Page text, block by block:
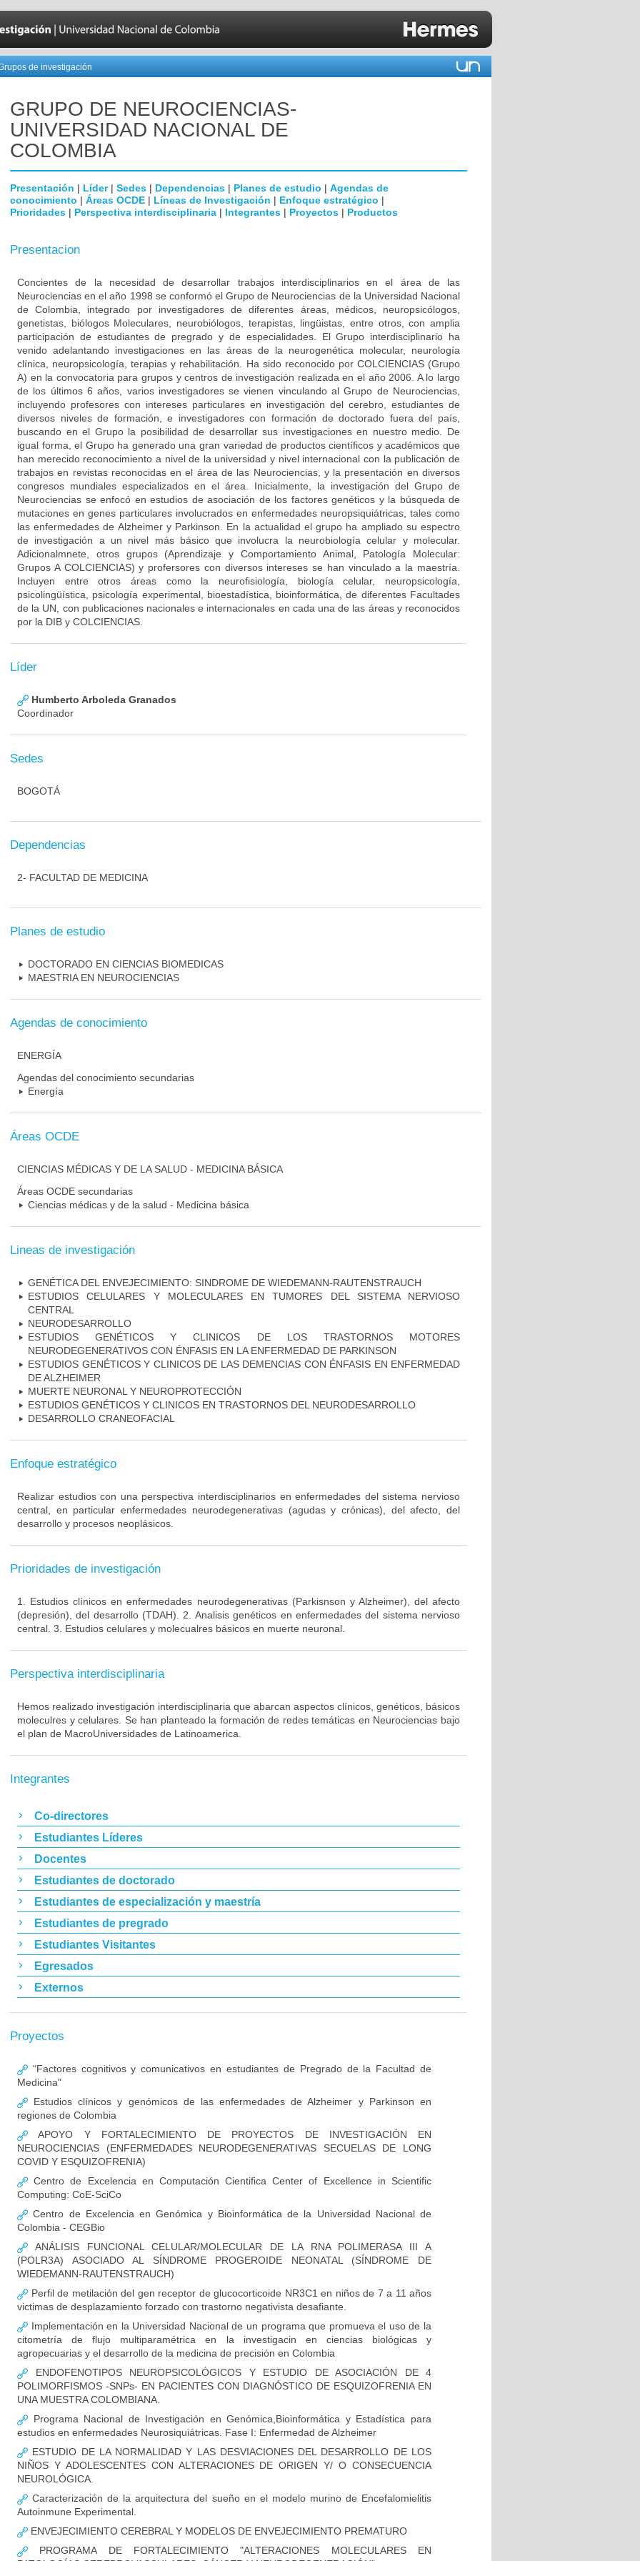
de investigación
GRUPO DE NEUROCIENCIAS-
UNIVERSIDAD NACIONAL DE
COLOMBIA
Presentación | Líder| Sedes | Dependencias | Planes de estudio | Agendas de
conocimiento | Áreas OCDE | Líneas de Investigación | Enfoque estratégico |
Prioridades | Perspectiva interdisciplinaria | Integrantes | Proyectos | Productos
Presentacion
Concientes de la necesidad de desarrollar trabajos interdisciplinarios en el área de las
Neurociencias en el año 1998 se conformó el Grupo de Neurociencias de la Universidad Nacional
de Colombia, integrado por investigadores de diferentes áreas, médicos, neuropsicólogos,
genetistas, biólogos Moleculares, neurobiólogos, terapistas, lingüistas, entre otros, con amplia
participación de estudiantes de pregrado y de especialidades. El Grupo interdisciplinario ha
venido adelantando investigaciones en las áreas de la neurogenética molecular, neurología
clínica, neuropsicología, terapias y rehabilitación. Ha sido reconocido por COLCIENCIAS (Grupo
A) en la convocatoria para grupos y centros de investigación realizada en el año 2006. A lo largo
de los últimos 6 años, varios investigadores se vienen vinculando al Grupo de Neurociencias,
incluyendo profesores con intereses particulares en investigación del cerebro, estudiantes de
diversos niveles de formación, e investigadores con formación de doctorado fuera del país,
buscando en el Grupo la posibilidad de desarrollar sus investigaciones en nuestro medio. De
igual forma, el Grupo ha generado una gran variedad de productos científicos y académicos que
han merecido reconocimiento a nivel de la universidad y nivel internacional con la publicación de
trabajos en revistas reconocidas en el área de las Neurociencias, y la presentación en diversos
congresos mundiales especializados en el área. Inicialmente, la investigación del Grupo de
Neurociencias se enfocó en estudios de asociación de los factores genéticos y la búsqueda de
mutaciones en genes particulares involucrados en enfermedades neuropsiquiátricas, tales como
las enfermedades de Alzheimer y Parkinson. En la actualidad el grupo ha ampliado su espectro
de investigación a un nivel más básico que involucra la neurobiología celular y molecular.
Adicionalmnete, otros grupos (Aprendizaje y Comportamiento Animal, Patología Molecular:
Grupos A COLCIENCIAS) y profersores con diversos intereses se han vinculado a la maestría.
Incluyen entre otros áreas como la neurofisiología, biología celular, neuropsicología,
psicolingüística, psicología experimental, bioestadística, bioinformática, de diferentes Facultades
de la UN, con publicaciones nacionales e internacionales en cada una de las áreas y reconocidos
por la DIB y COLCIENCIAS.
Líder
Humberto Arboleda Granados
Coordinador
Sedes
BOGOTÁ
Dependencias
2- FACULTAD DE MEDICINA
Planes de estudio
DOCTORADO EN CIENCIAS BIOMEDICAS
MAESTRIA EN NEUROCIENCIAS
Agendas de conocimiento
ENERGÍA
Agendas del conocimiento secundarias
Energía
Áreas OCDE
CIENCIAS MÉDICAS Y DE LA SALUD - MEDICINA BÁSICA
Áreas OCDE secundarias
Ciencias médicas y de la salud - Medicina básica
Lineas de investigación
GENÉTICA DEL ENVEJECIMIENTO: SINDROME DE WIEDEMANN-RAUTENSTRAUCH
ESTUDIOS CELULARES Y MOLECULARES EN TUMORES DEL SISTEMA NERVIOSO
CENTRAL
NEURODESARROLLO
ESTUDIOS GENÉTICOS Y CLINICOS DE LOS TRASTORNOS MOTORES
NEURODEGENERATIVOS CON ÉNFASIS EN LA ENFERMEDAD DE PARKINSON
ESTUDIOS GENÉTICOS Y CLINICOS DE LAS DEMENCIAS CON ÉNFASIS EN ENFERMEDAD
DE ALZHEIMER
MUERTE NEURONAL Y NEUROPROTECCIÓN
ESTUDIOS GENÉTICOS Y CLINICOS EN TRASTORNOS DEL NEURODESARROLLO
DESARROLLO CRANEOFACIAL
Enfoque estratégico
Realizar estudios con una perspectiva interdisciplinarios en enfermedades del sistema nervioso
central, en particular enfermedades neurodegenerativas (agudas y crónicas), del afecto, del
desarrollo y procesos neoplásicos.
Prioridades de investigación
1. Estudios clínicos en enfermedades neurodegenerativas (Parkisnson y Alzheimer), del afecto
(depresión), del desarrollo (TDAH). 2. Analisis genéticos en enfermedades del sistema nervioso
central. 3. Estudios celulares y molecualres básicos en muerte neuronal.
Perspectiva interdisciplinaria
Hemos realizado investigación interdisciplinaria que abarcan aspectos clínicos, genéticos, básicos
moleculres y celulares. Se han planteado la formación de redes temáticas en Neurociencias bajo
el plan de MacroUniversidades de Latinoamerica.
Integrantes
Co-directores
Estudiantes Líderes
Docentes
Estudiantes de doctorado
Estudiantes de especialización y maestría
Estudiantes de pregrado
Estudiantes Visitantes
Egresados
Externos
Proyectos
“Factores cognitivos y comunicativos en estudiantes de Pregrado de la Facultad de
Medicina"
Estudios clínicos y genómicos de las enfermedades de Alzheimer y Parkinson en
regiones de Colombia
APOYO Y FORTALECIMIENTO DE PROYECTOS DE INVESTIGACIÓN EN
NEUROCIENCIAS (ENFERMEDADES NEURODEGENERATIVAS SECUELAS DE LONG
COVID Y ESQUIZOFRENIA)
Centro de Excelencia en Computación Cientifica Center of Excellence in Scientific
Computing: CoE-SciCo
Centro de Excelencia en Genómica y Bioinformática de la Universidad Nacional de
Colombia - CEGBio
ANÁLISIS FUNCIONAL CELULAR/MOLECULAR DE LA RNA POLIMERASA III A
(POLR3A) ASOCIADO AL SÍNDROME PROGEROIDE NEONATAL (SÍNDROME DE
WIEDEMANN-RAUTENSTRAUCH)
Perfil de metilación del gen receptor de glucocorticoide NR3C1 en niños de 7 a 11 años
victimas de desplazamiento forzado con trastorno negativista desafiante.
Implementación en la Universidad Nacional de un programa que promueva el uso de la
citometría de flujo multiparamétrica en la investigacin en ciencias biológicas y
agropecuarias y el desarrollo de la medicina de precisión en Colombia
ENDOFENOTIPOS NEUROPSICOLÓGICOS Y ESTUDIO DE ASOCIACIÓN DE 4
POLIMORFISMOS -SNPs- EN PACIENTES CON DIAGNÓSTICO DE ESQUIZOFRENIA EN
UNA MUESTRA COLOMBIANA.
Programa Nacional de Investigación en Genómica,Bioinformática y Estadística para
estudios en enfermedades Neurosiquiátricas. Fase I: Enfermedad de Alzheimer
ESTUDIO DE LA NORMALIDAD Y LAS DESVIACIONES DEL DESARROLLO DE LOS
NIÑOS Y ADOLESCENTES CON ALTERACIONES DE ORIGEN Y/ O CONSECUENCIA
NEUROLÓGICA.
Caracterización de la arquitectura del sueño en el modelo murino de Encefalomielitis
Autoinmune Experimental.
ENVEJECIMIENTO CEREBRAL Y MODELOS DE ENVEJECIMIENTO PREMATURO
PROGRAMA DE FORTALECIMIENTO "ALTERACIONES MOLECULARES EN